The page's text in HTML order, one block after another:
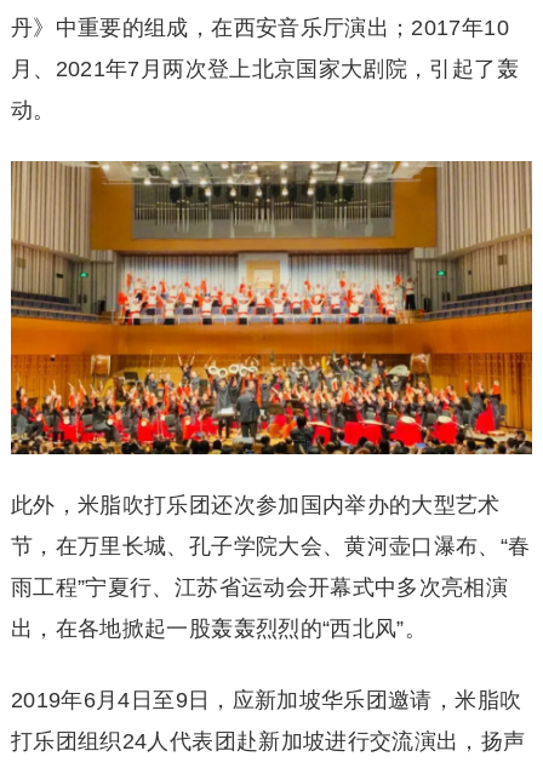
丹》中重要的组成，在西安音乐厅演出；2017年10
月、2021年7月两次登上北京国家大剧院，引起了轰
动。
此外，米脂吹打乐团还次参加国内举办的大型艺术
节，在万里长城、孔子学院大会、黄河壶口瀑布、“春
雨工程”宁夏行、江苏省运动会开幕式中多次亮相演
出，在各地掀起一股轰轰烈烈的“西北风”。
2019年6月4日至9日，应新加坡华乐团邀请，米脂吹
打乐团组织24人代表团赴新加坡进行交流演出，扬声